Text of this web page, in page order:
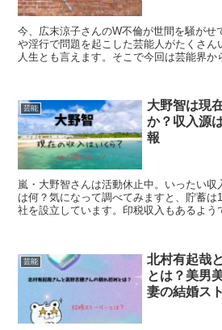
今、広末涼子さんのW不倫が世間を騒がせ
や淫行で問題を起こした芸能人がたくさん
人生とも言えます。そこで今回は芸能界
芸能
大野智は現
か？収入源
報
嵐・大野智さんは活動休止中。いったい
は何？気になって調べてみますと、貯蓄は
社を設立しています。印税収入もあるよう
芸能
北村有起哉
とは？美男
妻の結婚ス